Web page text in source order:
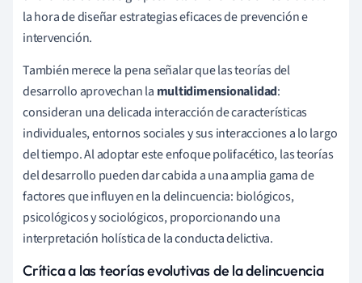
la hora de diseñar estrategias eficaces de prevención e
intervención.
También merece la pena señalar que las teorías del
desarrollo aprovechan la multidimensionalidad:
consideran una delicada interacción de características
individuales, entornos sociales y sus interacciones a lo largo
del tiempo. Al adoptar este enfoque polifacético, las teorías
del desarrollo pueden dar cabida a una amplia gama de
factores que influyen en la delincuencia: biológicos,
psicológicos y sociológicos, proporcionando una
interpretación holística de la conducta delictiva.
Crítica a las teorías evolutivas de la delincuencia